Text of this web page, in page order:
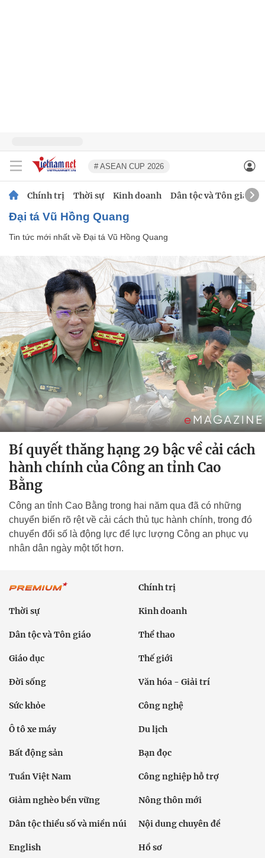
# ASEAN CUP 2026
Chính trị Thời sự Kinh doanh Dân tộc và Tôn giáo
Đại tá Vũ Hồng Quang
Tin tức mới nhất về Đại tá Vũ Hồng Quang
Bí quyết thăng hạng 29 bậc về cải cách
hành chính của Công an tỉnh Cao
Bằng
Công an tỉnh Cao Bằng trong hai năm qua đã có những
chuyển biến rõ rệt về cải cách thủ tục hành chính, trong đó
chuyển đổi số là động lực để lực lượng Công an phục vụ
nhân dân ngày một tốt hơn.
Chính trị
Thời sự Kinh doanh
Dân tộc và Tôn giáo Thể thao
Giáo dục Thế giới
Đời sống Văn hóa - Giải trí
Sức khỏe Công nghệ
Ô tô xe máy Du lịch
Bất động sản Bạn đọc
Tuần Việt Nam Công nghiệp hỗ trợ
Giảm nghèo bền vững Nông thôn mới
Dân tộc thiểu số và miền núi Nội dung chuyên đề
English Hồ sơ